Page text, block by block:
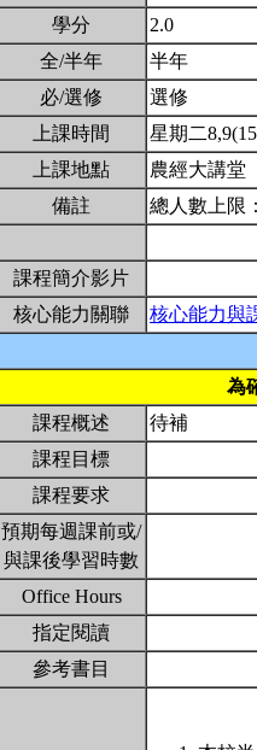
學分
2.0
全/半年
半年
必/選修
選修
上課時間
星期二
上課地點
農經大講堂
備註
總人數上限
課程簡介影片
核心能力關聯
核心能力與
為
課程概述
待補
課程目標
課程要求
預期每週課前或/
與課後學習時數
Office Hours
指定閱讀
參考書目